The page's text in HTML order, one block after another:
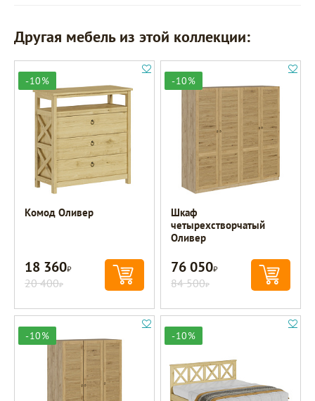
Другая мебель из этой коллекции:
-10%
Комод Оливер
18 360Р
20 400Р
-10%
Шкаф
четырехстворчатый
Оливер
76 050Р
84 500Р
-10% -10%